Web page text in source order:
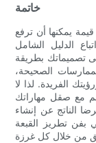
خاتمة
يمكنها أن ترفع
الدليل الشامل
تصميماتك بطريقة
الصحيحة،
الفريدة. لذا لا
مع صقل مهاراتك
الناتج عن إنشاء
تطريز القبعة